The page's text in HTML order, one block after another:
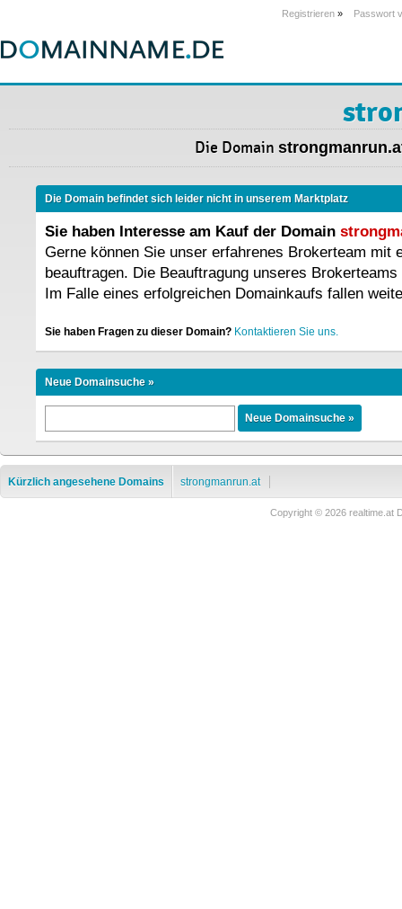
Registrieren » Passwort
Die Domain
Die Domain befindet sich leider nicht in unserem Marktplatz
Sie haben Interesse am Kauf der Domain
Gerne können Sie unser erfahrenes Brokerteam mit
beauftragen. Die Beauftragung unseres
Im Falle eines erfolgreichen Domainkaufs fallen
Sie haben Fragen zu dieser Domain? Kontaktieren Sie uns.
Neue Domainsuche »
Kürzlich angesehene Domains strongmanrun.at
Copyright © 2026